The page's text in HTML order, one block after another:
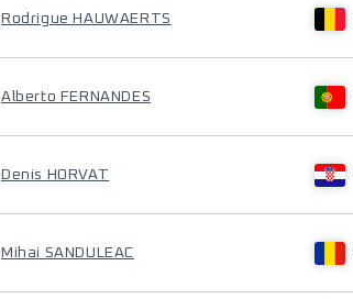
Rodrigue HAUWAERTS
Alberto FERNANDES
Denis HORVAT
Mihai SANDULEAC